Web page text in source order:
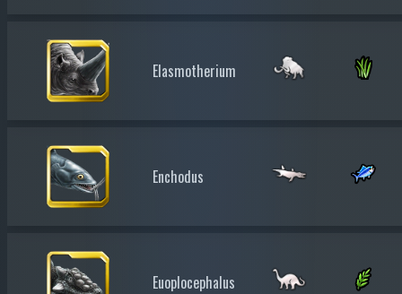
Elasmotherium
Enchodus
Euoplocephalus